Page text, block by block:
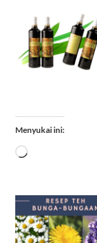
Menyukai ini:
Memuat...